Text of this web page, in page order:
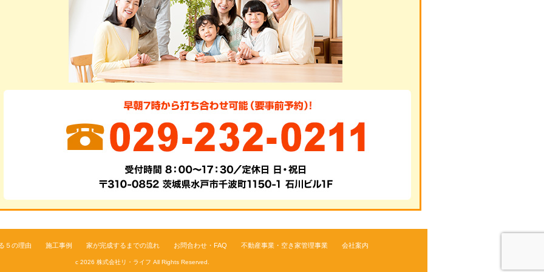
５の理由 施工事例 家が完成するまでの流れ お問合わせ・FAQ 不動産事業・空き家管理事業 会社案内
c 2026 株式会社リ・ライフ All Rights Reserved.